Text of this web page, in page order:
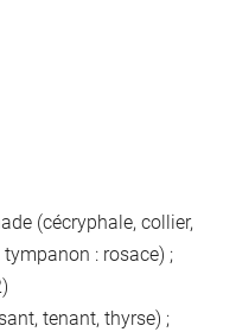
(cécryphale, collier,
: rosace) ;
tenant, thyrse) ;